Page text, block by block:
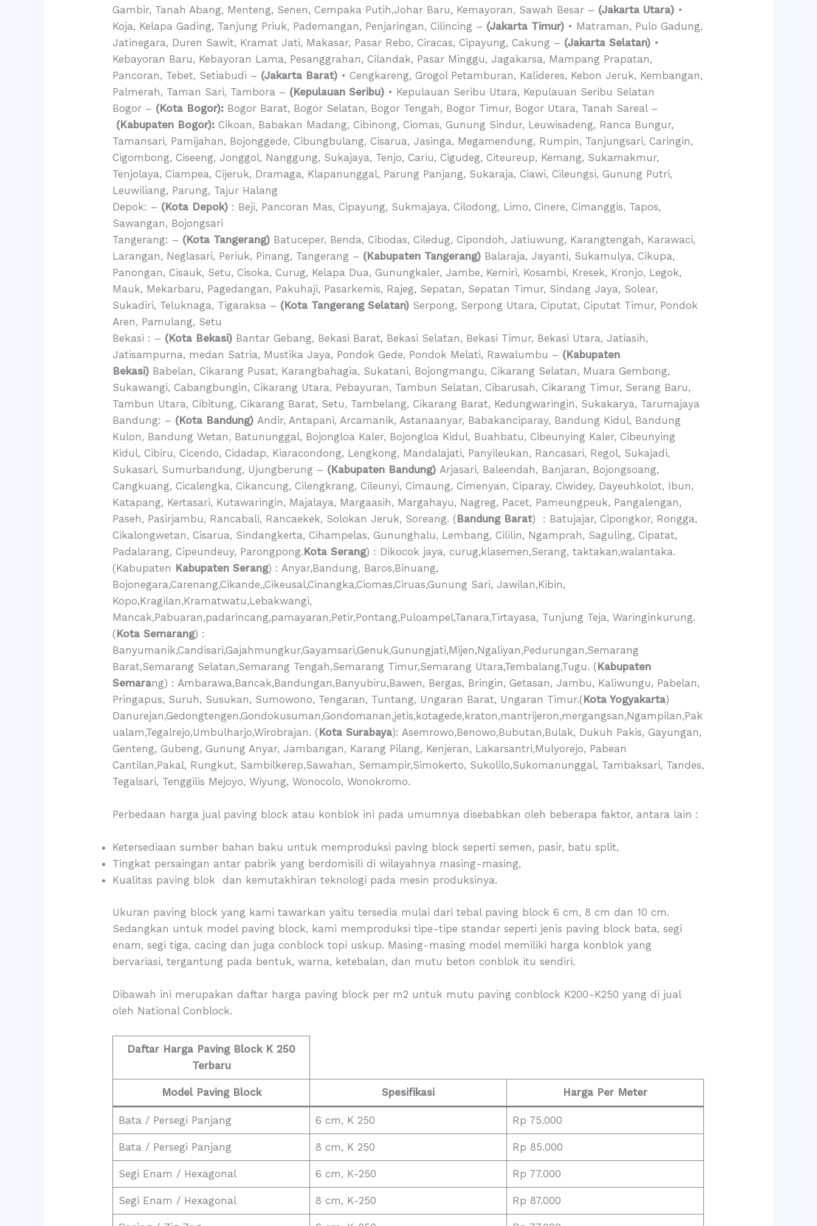
Gambir, Tanah Abang, Menteng, Senen, Cempaka Putih,Johar Baru, Kemayoran, Sawah Besar – (Jakarta Utara) •
Koja, Kelapa Gading, Tanjung Priuk, Pademangan, Penjaringan, Cilincing – (Jakarta Timur) • Matraman, Pulo Gadung,
Jatinegara, Duren Sawit, Kramat Jati, Makasar, Pasar Rebo, Ciracas, Cipayung, Cakung – (Jakarta Selatan) •
Kebayoran Baru, Kebayoran Lama, Pesanggrahan, Cilandak, Pasar Minggu, Jagakarsa, Mampang Prapatan,
Pancoran, Tebet, Setiabudi – (Jakarta Barat) • Cengkareng, Grogol Petamburan, Kalideres, Kebon Jeruk, Kembangan,
Palmerah, Taman Sari, Tambora – (Kepulauan Seribu) • Kepulauan Seribu Utara, Kepulauan Seribu Selatan
Bogor – (Kota Bogor): Bogor Barat, Bogor Selatan, Bogor Tengah, Bogor Timur, Bogor Utara, Tanah Sareal –
(Kabupaten Bogor):Cikoan, Babakan Madang, Cibinong, Ciomas, Gunung Sindur, Leuwisadeng, Ranca Bungur,
Tamansari, Pamijahan, Bojonggede, Cibungbulang, Cisarua, Jasinga, Megamendung, Rumpin, Tanjungsari, Caringin,
Cigombong, Ciseeng, Jonggol, Nanggung, Sukajaya, Tenjo, Cariu, Cigudeg, Citeureup, Kemang, Sukamakmur,
Tenjolaya, Ciampea, Cijeruk, Dramaga, Klapanunggal, Parung Panjang, Sukaraja, Ciawi, Cileungsi, Gunung Putri,
Leuwiliang, Parung, Tajur Halang
Depok: – (Kota Depok) : Beji, Pancoran Mas, Cipayung, Sukmajaya, Cilodong, Limo, Cinere, Cimanggis, Tapos,
Sawangan, Bojongsari
Tangerang: – (Kota Tangerang) Batuceper, Benda, Cibodas, Ciledug, Cipondoh, Jatiuwung, Karangtengah, Karawaci,
Larangan, Neglasari, Periuk, Pinang, Tangerang – (Kabupaten Tangerang) Balaraja, Jayanti, Sukamulya, Cikupa,
Panongan, Cisauk, Setu, Cisoka, Curug, Kelapa Dua, Gunungkaler, Jambe, Kemiri, Kosambi, Kresek, Kronjo, Legok,
Mauk, Mekarbaru, Pagedangan, Pakuhaji, Pasarkemis, Rajeg, Sepatan, Sepatan Timur, Sindang Jaya, Solear,
Sukadiri, Teluknaga, Tigaraksa – (Kota Tangerang Selatan) Serpong, Serpong Utara, Ciputat, Ciputat Timur, Pondok
Aren, Pamulang, Setu
Bekasi : – (Kota Bekasi) Bantar Gebang, Bekasi Barat, Bekasi Selatan, Bekasi Timur, Bekasi Utara, Jatiasih,
Jatisampurna, medan Satria, Mustika Jaya, Pondok Gede, Pondok Melati, Rawalumbu – (Kabupaten
Bekasi) Babelan, Cikarang Pusat, Karangbahagia, Sukatani, Bojongmangu, Cikarang Selatan, Muara Gembong,
Sukawangi, Cabangbungin, Cikarang Utara, Pebayuran, Tambun Selatan, Cibarusah, Cikarang Timur, Serang Baru,
Tambun Utara, Cibitung, Cikarang Barat, Setu, Tambelang, Cikarang Barat, Kedungwaringin, Sukakarya, Tarumajaya
Bandung: – (Kota Bandung) Andir, Antapani, Arcamanik, Astanaanyar, Babakanciparay, Bandung Kidul, Bandung
Kulon, Bandung Wetan, Batununggal, Bojongloa Kaler, Bojongloa Kidul, Buahbatu, Cibeunying Kaler, Cibeunying
Kidul, Cibiru, Cicendo, Cidadap, Kiaracondong, Lengkong, Mandalajati, Panyileukan, Rancasari, Regol, Sukajadi,
Sukasari, Sumurbandung, Ujungberung – (Kabupaten Bandung) Arjasari, Baleendah, Banjaran, Bojongsoang,
Cangkuang, Cicalengka, Cikancung, Cilengkrang, Cileunyi, Cimaung, Cimenyan, Ciparay, Ciwidey, Dayeuhkolot, Ibun,
Katapang, Kertasari, Kutawaringin, Majalaya, Margaasih, Margahayu, Nagreg, Pacet, Pameungpeuk, Pangalengan,
Paseh, Pasirjambu, Rancabali, Rancaekek, Solokan Jeruk, Soreang. (Bandung Barat) : Batujajar, Cipongkor, Rongga,
Cikalongwetan, Cisarua, Sindangkerta, Cihampelas, Gununghalu, Lembang, Cililin, Ngamprah, Saguling, Cipatat,
Padalarang, Cipeundeuy, Parongpong.Kota Serang) : Dikocok jaya, curug,klasemen,Serang, taktakan,walantaka.
(Kabupaten Kabupaten Serang) : Anyar,Bandung, Baros,Binuang,
Bojonegara,Carenang,Cikande,,Cikeusal,Cinangka,Ciomas,Ciruas,Gunung Sari, Jawilan,Kibin,
Kopo,Kragilan,Kramatwatu,Lebakwangi,
Mancak,Pabuaran,padarincang,pamayaran,Petir,Pontang,Puloampel,Tanara,Tirtayasa, Tunjung Teja, Waringinkurung.
(Kota Semarang) :
Banyumanik,Candisari,Gajahmungkur,Gayamsari,Genuk,Gunungjati,Mijen,Ngaliyan,Pedurungan,Semarang
Barat,Semarang Selatan,Semarang Tengah,Semarang Timur,Semarang Utara,Tembalang,Tugu. (Kabupaten
Semarang) : Ambarawa,Bancak,Bandungan,Banyubiru,Bawen, Bergas, Bringin, Getasan, Jambu, Kaliwungu, Pabelan,
Pringapus, Suruh, Susukan, Sumowono, Tengaran, Tuntang, Ungaran Barat, Ungaran Timur.(Kota Yogyakarta)
Danurejan,Gedongtengen,Gondokusuman,Gondomanan,jetis,kotagede,kraton,mantrijeron,mergangsan,Ngampilan,Pak
ualam,Tegalrejo,Umbulharjo,Wirobrajan. (Kota Surabaya): Asemrowo,Benowo,Bubutan,Bulak, Dukuh Pakis, Gayungan,
Genteng, Gubeng, Gunung Anyar, Jambangan, Karang Pilang, Kenjeran, Lakarsantri,Mulyorejo, Pabean
Cantilan,Pakal, Rungkut, Sambilkerep,Sawahan, Semampir,Simokerto, Sukolilo,Sukomanunggal, Tambaksari, Tandes,
Tegalsari, Tenggilis Mejoyo, Wiyung, Wonocolo, Wonokromo.
Perbedaan harga jual paving block atau konblok ini pada umumnya disebabkan oleh beberapa faktor, antara lain :
Ketersediaan sumber bahan baku untuk memproduksi paving block seperti semen, pasir, batu split,
Tingkat persaingan antar pabrik yang berdomisili di wilayahnya masing-masing,
Kualitas paving blok dan kemutakhiran teknologi pada mesin produksinya.
Ukuran paving block yang kami tawarkan yaitu tersedia mulai dari tebal paving block 6 cm, 8 cm dan 10 cm.
Sedangkan untuk model paving block, kami memproduksi tipe-tipe standar seperti jenis paving block bata, segi
enam, segi tiga, cacing dan juga conblock topi uskup. Masing-masing model memiliki harga konblok yang
bervariasi, tergantung pada bentuk, warna, ketebalan, dan mutu beton conblok itu sendiri.
Dibawah ini merupakan daftar harga paving block per m2 untuk mutu paving conblock K200-K250 yang di jual
oleh National Conblock.
Daftar Harga Paving Block K 250
Terbaru
Model Paving Block Spesifikasi Harga Per Meter
Bata / Persegi Panjang 6 cm, K 250 Rp 75.000
Bata / Persegi Panjang 8 cm, K 250 Rp 85.000
Segi Enam / Hexagonal 6 cm, K-250 Rp 77.000
Segi Enam / Hexagonal 8 cm, K-250 Rp 87.000